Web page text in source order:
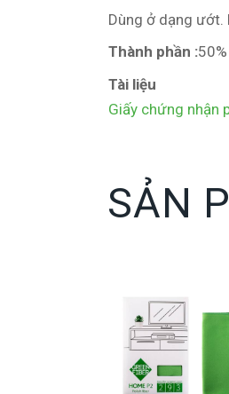
Dùng ở dạng ướt.
Thành phần :
Tài liệu
Giấy chứng nhận
SẢN